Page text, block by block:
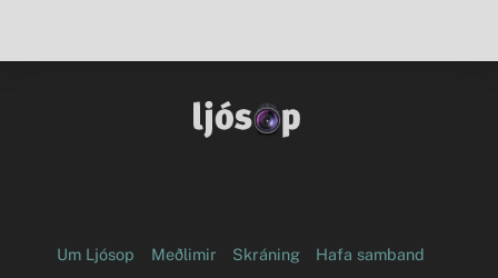
FacebookFlickr
Um Ljósop Meðlimir Skráning Hafa samband